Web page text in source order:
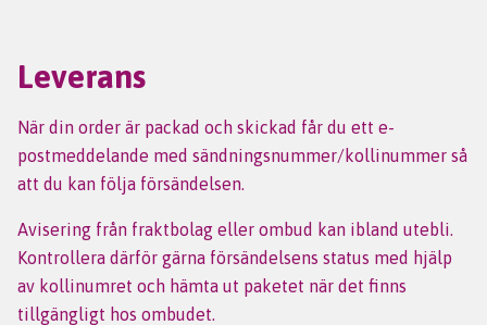
Leverans
När din order är packad och skickad får du ett e-
postmeddelande med sändningsnummer/kollinummer så
att du kan följa försändelsen.
Avisering från fraktbolag eller ombud kan ibland utebli.
Kontrollera därför gärna försändelsens status med hjälp
av kollinumret och hämta ut paketet när det finns
tillgängligt hos ombudet.